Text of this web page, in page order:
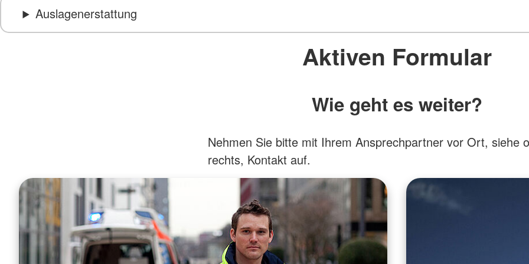
Auslagenerstattung
Aktiven Formular
Wie geht es weiter?
Nehmen Sie bitte mit Ihrem Ansprechpartner vor Ort, siehe
rechts, Kontakt auf.